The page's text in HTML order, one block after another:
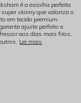
é a escolha perfeita
skinny que valoriza o
em tecido premium.
ajuste perfeito e
aos dias mais frios,
Ler mais